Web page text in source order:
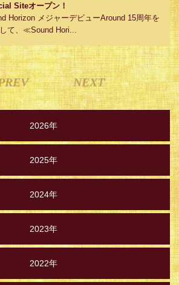
Siteオープン！
Horizon メジャーデビューAround 15周年を
て、≪Sound Hori...
NEXT
2026年
2025年
2024年
2023年
2022年